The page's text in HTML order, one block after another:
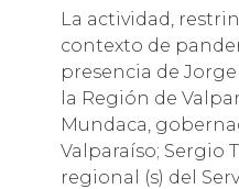
La actividad,
contexto de
presencia de
la Región de
Mundaca,
Valparaíso; Sergio
regional (s) del